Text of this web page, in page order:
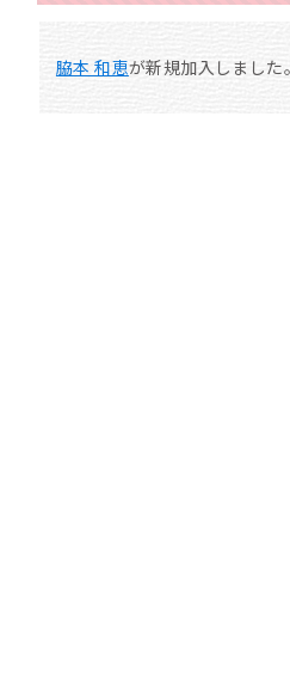
脇本 和恵が新規加入しました。